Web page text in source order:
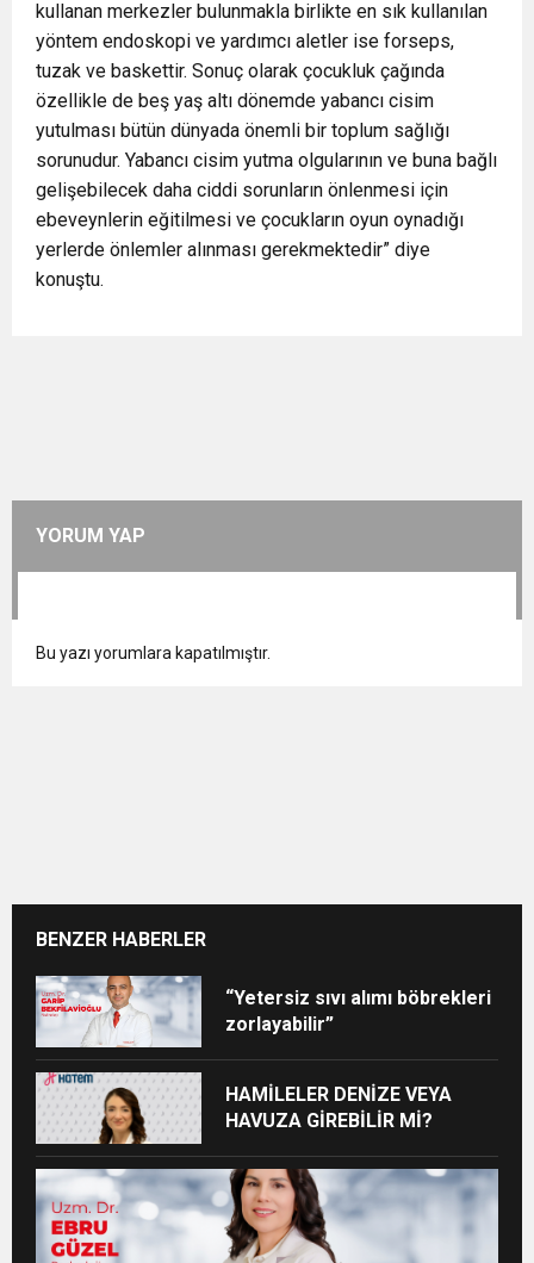
kullanan merkezler bulunmakla birlikte en sık kullanılan
yöntem endoskopi ve yardımcı aletler ise forseps,
tuzak ve baskettir. Sonuç olarak çocukluk çağında
özellikle de beş yaş altı dönemde yabancı cisim
yutulması bütün dünyada önemli bir toplum sağlığı
sorunudur. Yabancı cisim yutma olgularının ve buna bağlı
gelişebilecek daha ciddi sorunların önlenmesi için
ebeveynlerin eğitilmesi ve çocukların oyun oynadığı
yerlerde önlemler alınması gerekmektedir” diye
konuştu.
YORUM YAP
Bu yazı yorumlara kapatılmıştır.
BENZER HABERLER
“Yetersiz sıvı alımı böbrekleri
zorlayabilir”
HAMİLELER DENİZE VEYA
HAVUZA GİREBİLİR Mİ?